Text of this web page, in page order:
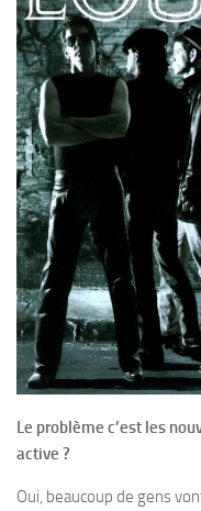
Le problème c’est les
active ?
Oui, beaucoup de gens